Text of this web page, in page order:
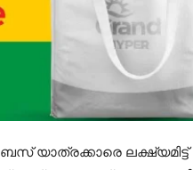
യാത്രക്കാരെ